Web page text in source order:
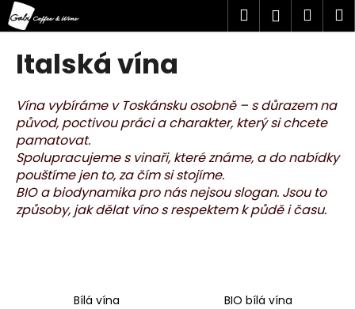
Přejít
na
obsah
Hledat
Italská vína
Vína vybíráme v Toskánsku osobně – s důrazem na
původ, poctivou práci a charakter, který si chcete
pamatovat.
Spolupracujeme s vinaři, které známe, a do nabídky
pouštíme jen to, za čím si stojíme.
BIO a biodynamika pro nás nejsou slogan. Jsou to
způsoby, jak dělat víno s respektem k půdě i času.
Bílá vína BIO bílá vína
K
o
o
p
o
t
ř
e